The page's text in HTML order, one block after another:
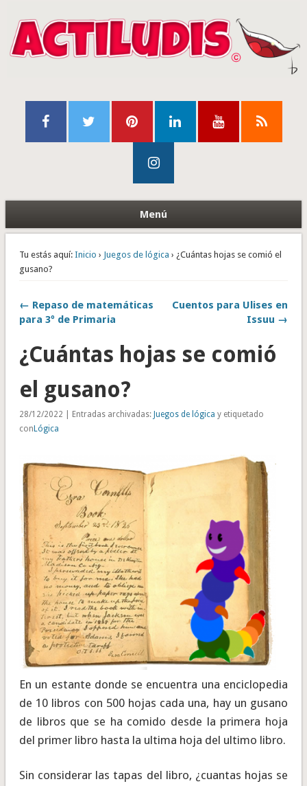
Menú
Tu estás aquí: Inicio › Juegos de lógica › ¿Cuántas hojas se comió el
gusano?
← Repaso de matemáticas
para 3º de Primaria
Cuentos para Ulises en
Issuu →
¿Cuántas hojas se comió
el gusano?
28/12/2022 | Entradas archivadas: Juegos de lógica y etiquetado
con Lógica
En un estante donde se encuentra una enciclopedia
de 10 libros con 500 hojas cada una, hay un gusano
de libros que se ha comido desde la primera hoja
del primer libro hasta la ultima hoja del ultimo libro.
Sin considerar las tapas del libro, ¿cuantas hojas se